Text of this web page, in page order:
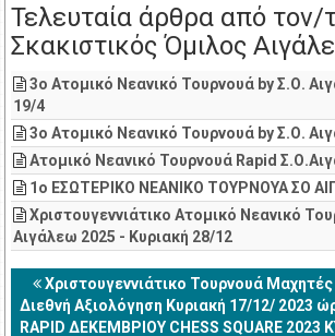
Τελευταία άρθρα από τον/
Σκακιστικός Όμιλος
3o Ατομικό Νεανικό Τουρνουά by Σ.Ο.
19/4
3o Ατομικό Νεανικό Τουρνουά by Σ.Ο.
Ατομικό Νεανικό Τουρνουά Rapid
1ο ΕΣΩΤΕΡΙΚΟ ΝΕΑΝΙΚΟ ΤΟΥΡΝΟΥΑ ΣΟ
Χριστουγεννιάτικο Ατομικό Νεανικό
Αιγάλεω 2025 - Κυριακή 28/12
Χριστουγεννιάτικο Τουρνουά
Διεθνή Αξιολόγηση Κυριακή 17/12/ 2023
RAPID ΔΕΚEMΒΡΙΟΥ CHESS SQUARE 2023